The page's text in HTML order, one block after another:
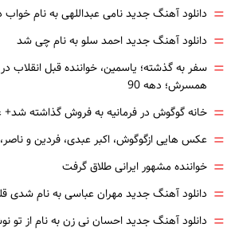
= دانلود آهنگ جدید نامی عبداللهی به نام خواب
= دانلود آهنگ جدید احمد سلو به نام چی شد
= سفر به گذشته؛ یاسمین، خواننده قبل انقلاب در
همسرش؛ دهه 90
= خانه گوگوش در فرمانیه به فروش گذاشته
= عکس هایی ازگوگوش، اکبر عبدی، فردین و
= خواننده مشهور ایرانی طلاق گرفت
= دانلود آهنگ جدید مهران عباسی به نام شدی
= دانلود آهنگ جدید احسان نی زن به نام از تو